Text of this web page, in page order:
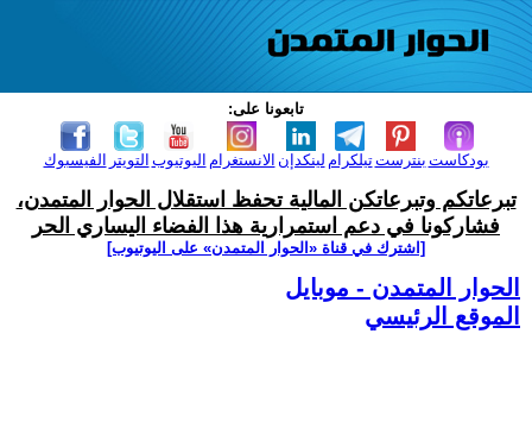
تابعونا على:
الفيسبوك التويتر اليوتيوب الانستغرام لينكدإن تيلكرامبنترست بودكاست
تبرعاتكم وتبرعاتكن المالية تحفظ استقلال الحوار المتمدن،
فشاركونا في دعم استمرارية هذا الفضاء اليساري الحر
[اشترك في قناة ‫«الحوار المتمدن» على اليوتيوب]
الحوار المتمدن - موبايل
الموقع الرئيسي